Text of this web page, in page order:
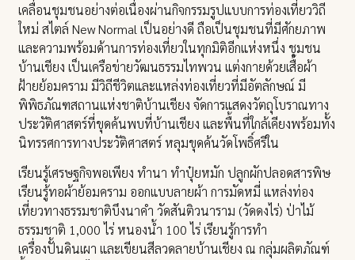
เคลื่อนชุมชนอย่างต่อเนื่องผ่านกิจกรรมรูปแบบการท่องเที่ยววิถี
ใหม่ สไตล์ New Normal เป็นอย่างดี ถือเป็นชุมชนที่มีศักยภาพ
และความพร้อมด้านการท่องเที่ยวในทุกมิติอีกแห่งหนึ่ง ชุมชน
บ้านเชียง เป็นเครือข่ายวัฒนธรรมไทพวน แต่งกายด้วยเสื้อผ้า
ฝ้ายย้อมคราม มีวิถีชีวิตและแหล่งท่องเที่ยวที่มีอัตลักษณ์ มี
พิพิธภัณฑสถานแห่งชาติบ้านเชียง จัดการแสดงวัตถุโบราณทาง
ประวัติศาสตร์ที่ขุดค้นพบที่บ้านเชียง และพื้นที่ใกล้เคียงพร้อมทั้ง
นิทรรศการทางประวัติศาสตร์ หลุมขุดค้นวัดโพธิ์ศรีใน
เรียนรู้เศรษฐกิจพอเพียง ทำนา ทำปุ๋ยหมัก ปลูกผักปลอดสารพิษ
เรียนรู้ทอผ้าย้อมคราม ออกแบบลายผ้า การมัดหมี่ แหล่งท่อง
เที่ยวทางธรรมชาติบึงนาคำ วัดสันติวนาราม (วัดดงไร่) ป่าไม้
ธรรมชาติ 1,000 ไร่ หนองน้ำ 100 ไร่ เรียนรู้การทำ
เครื่องปั้นดินเผา และเขียนสีลวดลายบ้านเชียง ณ กลุ่มผลิตภัณฑ์